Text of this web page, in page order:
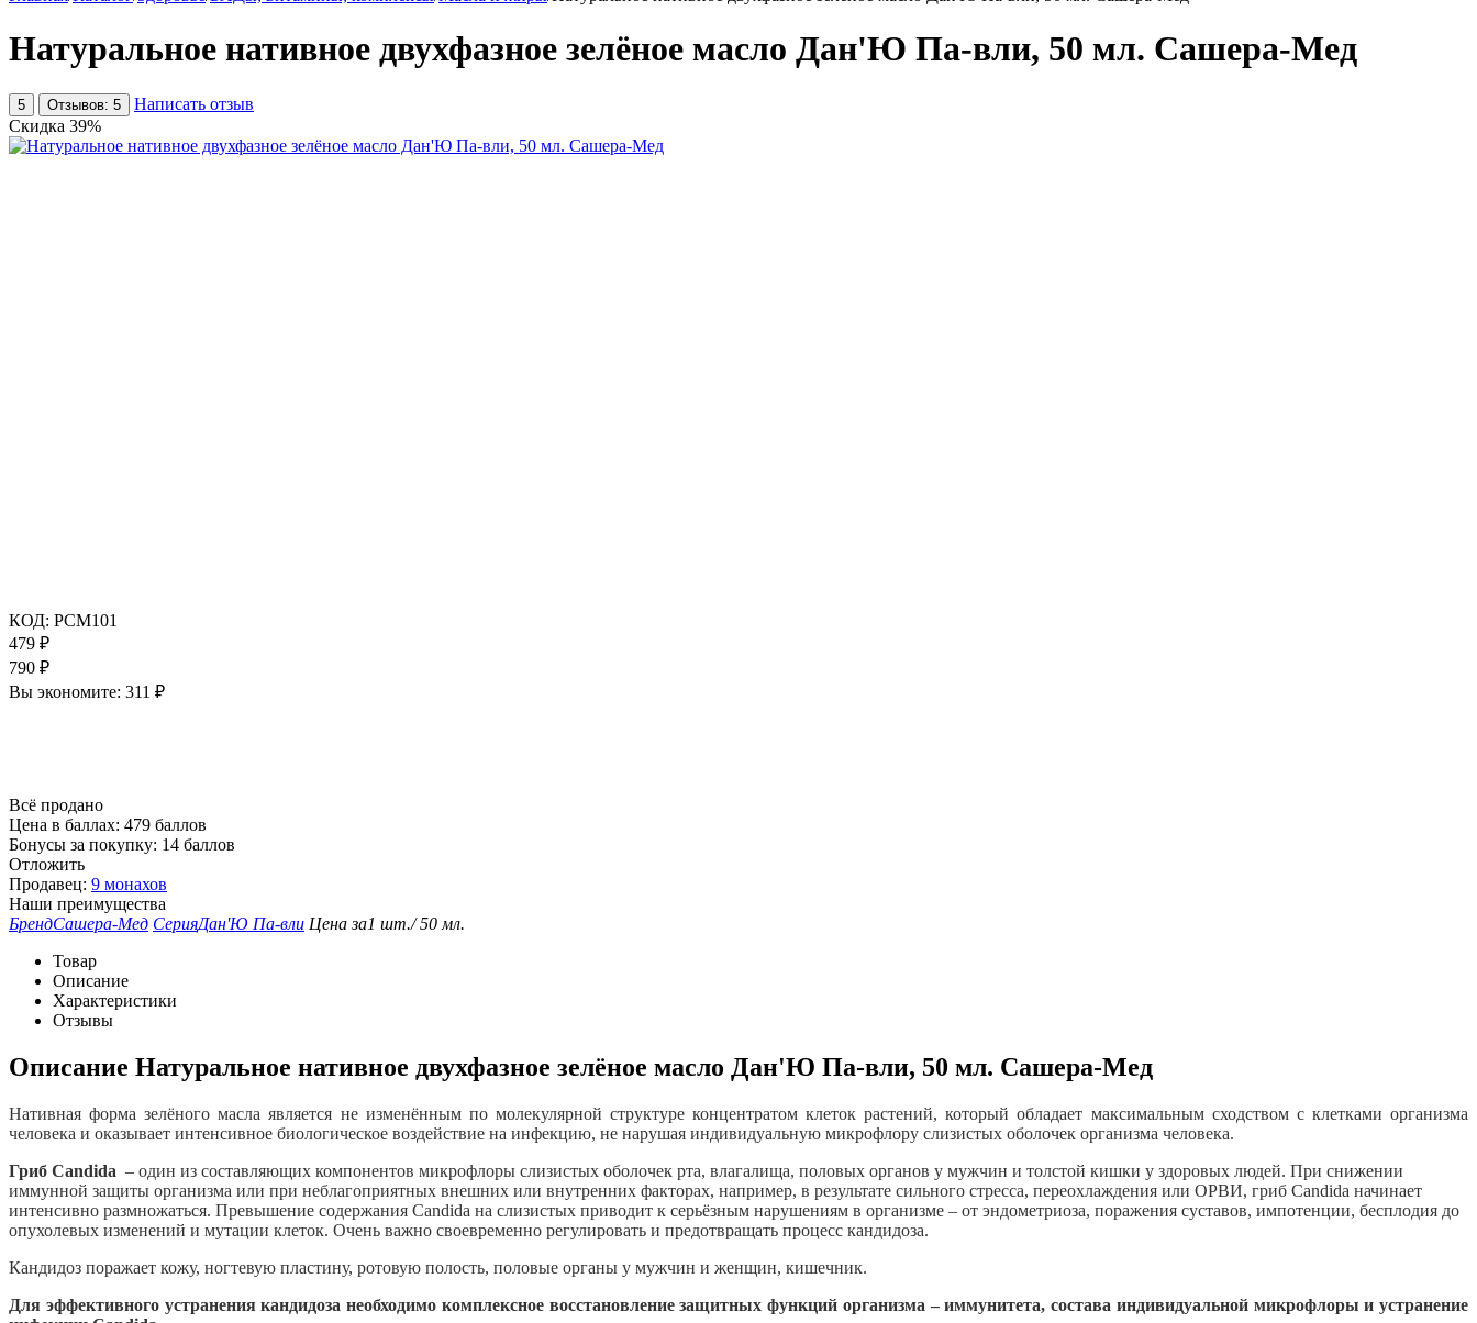
Натуральное нативное двухфазное зелёное масло Дан'Ю Па-вли, 50 мл. Сашера-Мед
5 Отзывов: 5
Написать отзыв
Скидка 39%
КОД: РСМ101
479 ₽
790 ₽
Вы экономите: 311 ₽
Всё продано
Цена в баллах: 479 баллов
Бонусы за покупку: 14 баллов
Отложить
Продавец: 9 монахов
Наши преимущества
БрендСашера-Мед СерияДан'Ю Па-вли Цена за1 шт./ 50 мл.
Товар
Описание
Характеристики
Отзывы
Описание Натуральное нативное двухфазное зелёное масло Дан'Ю Па-вли, 50 мл. Сашера-Мед
Нативная форма зелёного масла является не изменённым по молекулярной структуре концентратом клеток растений, который обладает максимальным сходством с клетками организма
человека и оказывает интенсивное биологическое воздействие на инфекцию, не нарушая индивидуальную микрофлору слизистых оболочек организма человека.
Гриб Candida – один из составляющих компонентов микрофлоры слизистых оболочек рта, влагалища, половых органов у мужчин и толстой кишки у здоровых людей. При снижении
иммунной защиты организма или при неблагоприятных внешних или внутренних факторах, например, в результате сильного стресса, переохлаждения или ОРВИ, гриб Candida начинает
интенсивно размножаться. Превышение содержания Candida на слизистых приводит к серьёзным нарушениям в организме – от эндометриоза, поражения суставов, импотенции, бесплодия до
опухолевых изменений и мутации клеток. Очень важно своевременно регулировать и предотвращать процесс кандидоза.
Кандидоз поражает кожу, ногтевую пластину, ротовую полость, половые органы у мужчин и женщин, кишечник.
Для эффективного устранения кандидоза необходимо комплексное восстановление защитных функций организма – иммунитета, состава индивидуальной микрофлоры и устранение